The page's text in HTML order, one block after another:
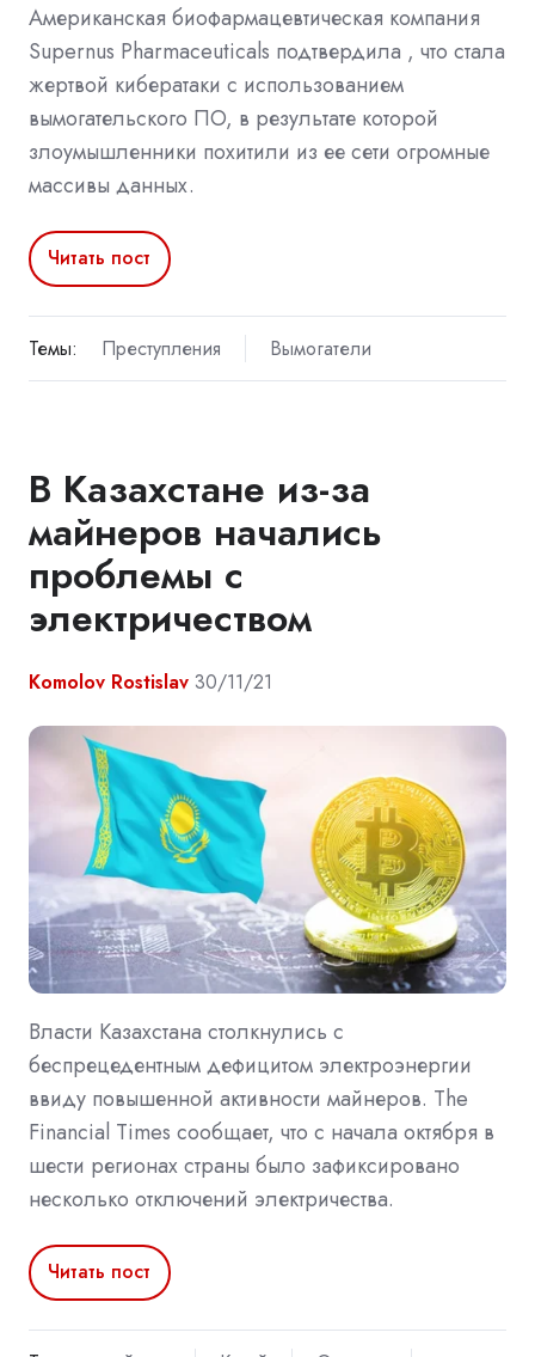
Американская биофармацевтическая компания
Supernus Pharmaceuticals подтвердила , что стала
жертвой кибератаки с использованием
вымогательского ПО, в результате которой
злоумышленники похитили из ее сети огромные
массивы данных.
Читать пост
Темы: Преступления Вымогатели
В Казахстане из-за
майнеров начались
проблемы с
электричеством
Komolov Rostislav 30/11/21
Власти Казахстана столкнулись с
беспрецедентным дефицитом электроэнергии
ввиду повышенной активности майнеров. The
Financial Times сообщает, что с начала октября в
шести регионах страны было зафиксировано
несколько отключений электричества.
Читать пост